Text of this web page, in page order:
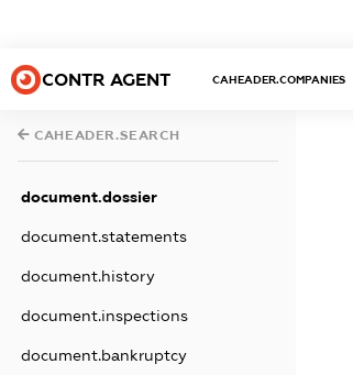
CONTR AGENT CAHEADER.COMPANIES
CAHEADER.SEARCH
document.dossier
document.statements
document.history
document.inspections
document.bankruptcy